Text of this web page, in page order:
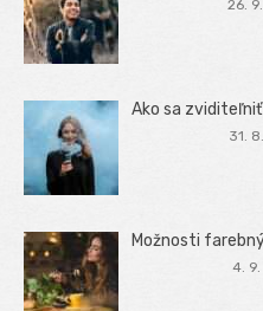
26.
Ako sa
31.
Možnosti
4.